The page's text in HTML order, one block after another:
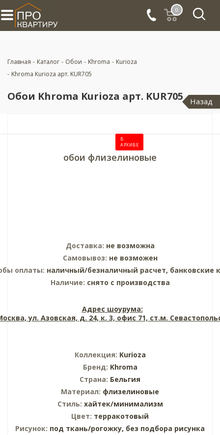
0
Главная - Каталог - Обои - Khroma - Kurioza
- Khroma Kurioza арт. KUR705
Обои Khroma Kurioza арт. KUR705 Назад
В
АРХИВЕ
обои флизелиновые
Доставка: не возможна
Самовывоз: не возможен
оплаты: наличный/безналичный расчет, банковские
Наличие: снято с производства
Адрес шоурума:
ул. Азовская, д. 24, к. 3, офис 71, ст.м.
Коллекция: Kurioza
Бренд: Khroma
Страна: Бельгия
Материал: флизелиновые
Стиль: хайтек/минимализм
Цвет: терракотовый
Рисунок: под ткань/рогожку, без подбора рисунка